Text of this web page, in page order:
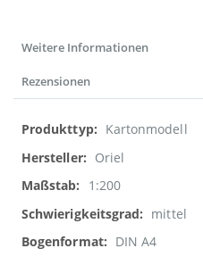
Weitere Informationen
Rezensionen
Weitere
Informationen
Kartonmodell
Oriel
1:200
mittel
DIN A4